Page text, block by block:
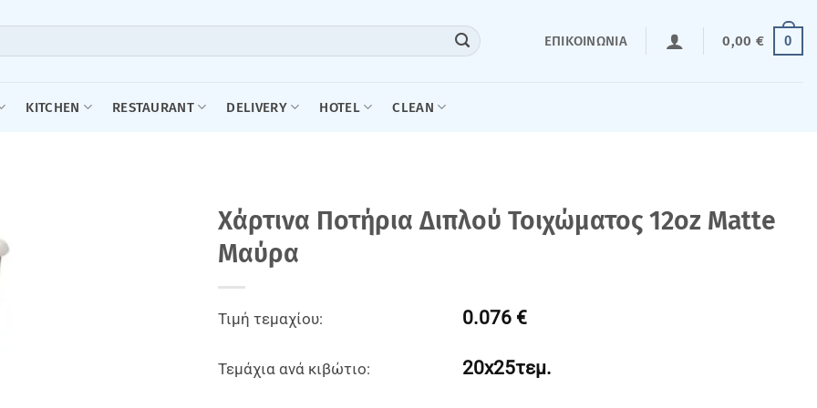
ΕΠΙΚΟΙΝΩΝΊΑ 0,00 € 0
KITCHEN RESTAURANT DELIVERY HOTEL CLEAN
Xάρτινα Ποτήρια Διπλού Τοιχώματος 12oz Matte
Mαύρα
Τιμή τεμαχίου: 0.076 €
Τεμάχια ανά κιβώτιο: 20x25τεμ.